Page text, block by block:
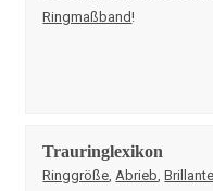
Ringmaßband!
Trauringlexikon
Ringgröße Abrieb ,